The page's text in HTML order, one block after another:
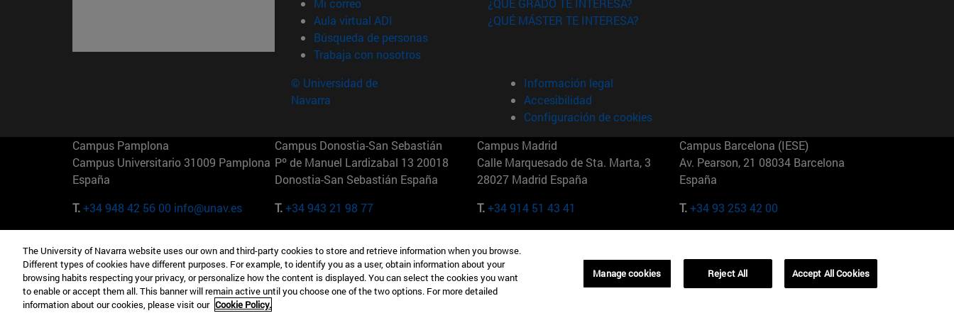
Mi correo
Aula virtual ADI (abre en nueva ventana)
Búsqueda de personas(abre en nueva ventana)
Trabaja con nosotros(abre en nueva ventana)
¿QUÉ GRADO TE INTERESA?
¿QUÉ MÁSTER TE INTERESA?
© Universidad de
Navarra
Información legal
Accesibilidad
Configuración de cookies
Campus Pamplona
Campus Universitario 31009 Pamplona
España
T.+34 948 42 56 00 info@unav.es
Campus Donostia-San Sebastián
Pº de Manuel Lardizabal 13 20018
Donostia-San Sebastián España
T.+34 943 21 98 77
Campus Madrid
Calle Marquesado de Sta. Marta, 3
28027 Madrid España
T.+34 914 51 43 41
Campus Barcelona (IESE)
Av. Pearson, 21 08034 Barcelona
España
T.+34 93 253 42 00
Camino del Cerro Águila 3 28023
Madrid España
T.+34 912 11 30 00
165 W 57th St 10019-2201 Nueva York
EE.UU
T.+1 646 346 8850
Maria-Theresia-Straße 15 81675
Múnich Alemania
T.+49 89 24209790
01321001 Bela Vista Brasil
The University of Navarra website uses our own and third-party cookies to store and retrieve information when you browse.
Different types of cookies have different purposes. For example, to identify you as a user, obtain information about your
browsing habits respecting your privacy, or personalize how the content is displayed. You can select the cookies you want
to enable or accept them all. This banner will remain active until you choose one of the two options. For more detailed
information about our cookies, please visit our Cookie Policy.
Manage cookies Reject All Accept All Cookies